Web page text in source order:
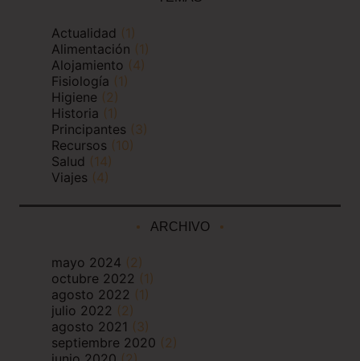
Actualidad (1)
Alimentación (1)
Alojamiento (4)
Fisiología (1)
Higiene (2)
Historia (1)
Principantes (3)
Recursos (10)
Salud (14)
Viajes (4)
ARCHIVO
mayo 2024 (2)
octubre 2022 (1)
agosto 2022 (1)
julio 2022 (2)
agosto 2021 (3)
septiembre 2020 (2)